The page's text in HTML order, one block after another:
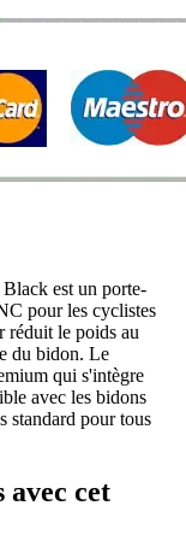
est un porte-
pour les cyclistes
réduit le poids au
du bidon. Le
qui s'intègre
avec les bidons
standard pour tous
avec cet